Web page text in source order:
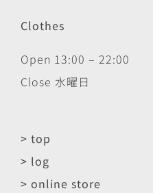
Clothes
Open 13:00 – 22:00
Close 水曜日
> top
> log
> online store